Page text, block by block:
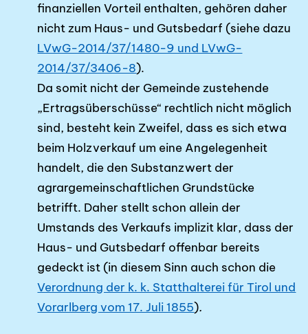
finanziellen Vorteil enthalten, gehören daher
nicht zum Haus- und Guts­bedarf (siehe dazu
LVwG-2014/37/1480-9 und LVwG-
2014/37/3406-8).
Da somit nicht der Gemeinde zustehende
„Ertragsüberschüsse“ rechtlich nicht möglich
sind, besteht kein Zweifel, dass es sich etwa
beim Holzverkauf um eine Angelegen­heit
han­delt, die den Substanzwert der
agrargemeinschaftlichen Grund­stücke
betrifft. Daher stellt schon allein der
Umstands des Verkaufs implizit klar, dass der
Haus- und Guts­bedarf offenbar bereits
gedeckt ist (in diesem Sinn auch schon die
Verordnung der k. k. Statthalterei für Tirol und
Vorarlberg vom 17. Juli 1855).